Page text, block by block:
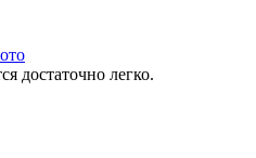
достаточно легко.